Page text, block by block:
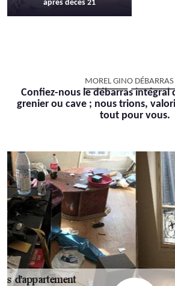
après décès 21
MOREL GINO
Confiez-nous le débarras intégral
grenier ou cave ; nous trions,
tout pour vous.